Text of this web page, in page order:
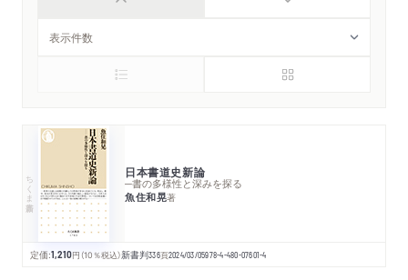
ちくま新書 日本書道史新論
─書の多様性と深みを探る
魚住和晃著
定価:1,210円 （10％税込）新書判336頁2024/03/05978-4-480-07601-4